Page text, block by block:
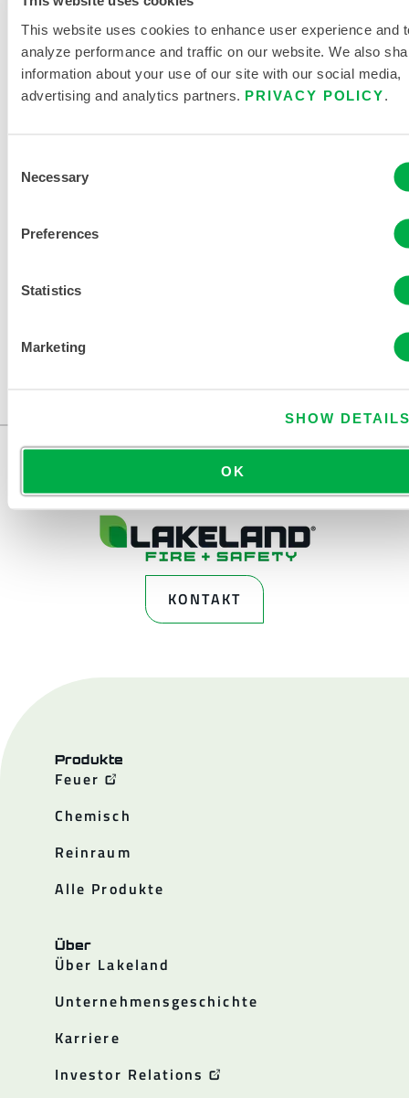
This website uses cookies to enhance user experience and
analyze performance and traffic on our website. We also
information about your use of our site with our social media,
advertising and analytics partners. PRIVACY POLICY
Selection
Necessary
Preferences
Statistics
Marketing
SHOW
OK
PRODUKTLITERATUR
PRODUKTKATALOG FÜR
KRITISCHE UMGEBUNGEN
MEXIKO, CHINA, AFRIKA, ASIEN, OZEANIEN,
KONTAKT
Produkte
Feuer
Chemisch
Reinraum
Alle Produkte
Über
Über Lakeland
Unternehmensgeschichte
Karriere
Investor Relations